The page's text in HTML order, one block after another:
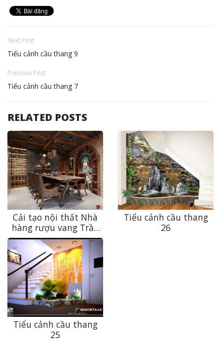
Next Post
Tiểu cảnh cầu thang 9
Previous Post
Tiểu cảnh cầu thang 7
RELATED POSTS
Cải tạo nội thất Nhà
hàng rượu vang Trần
Hưng Đạo độc đáo,
đẳng cấp
Tiểu cảnh cầu thang
26
Tiểu cảnh cầu thang
25